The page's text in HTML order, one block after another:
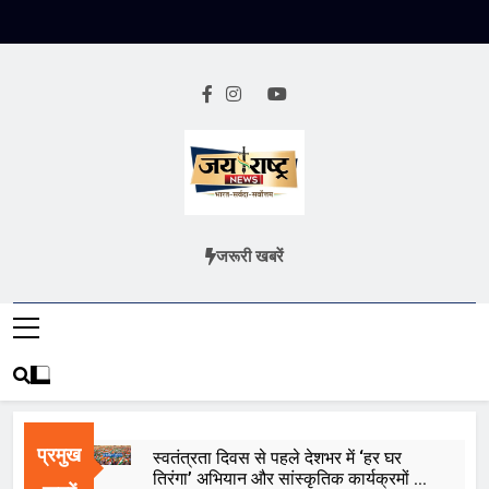
Jai Rashtra
हिंदी समाचार
जरूरी खबरें
प्रमुख
स्वतंत्रता दिवस से पहले देशभर में ‘हर घर
तिरंगा’ अभियान और सांस्कृतिक कार्यक्रमों की